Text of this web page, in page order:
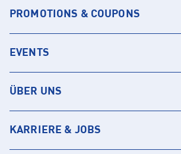
PROMOTIONS & COUPONS
EVENTS
ÜBER UNS
KARRIERE & JOBS